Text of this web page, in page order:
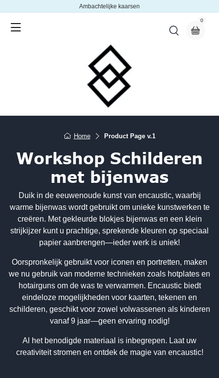
Ambachtelijke kaarsen
0
Home Product Page v.1
Workshop Schilderen
met bijenwas
Duik in de eeuwenoude kunst van encaustic, waarbij
warme bijenwas wordt gebruikt om unieke kunstwerken te
creëren. Met gekleurde blokjes bijenwas en een klein
strijkijzer kunt u prachtige, sprekende kleuren op speciaal
papier aanbrengen—ieder werk is uniek!
Oorspronkelijk gebruikt voor iconen en portretten, maken
we nu gebruik van moderne technieken zoals hotplates en
hotairguns om de was te verwarmen. Encaustic biedt
eindeloze mogelijkheden voor kaarten, tekenen en
schilderen, geschikt voor zowel volwassenen als kinderen
vanaf 9 jaar—geen ervaring nodig!
Al het benodigde materiaal is inbegrepen. Laat uw
creativiteit stromen en ontdek de magie van encaustic!